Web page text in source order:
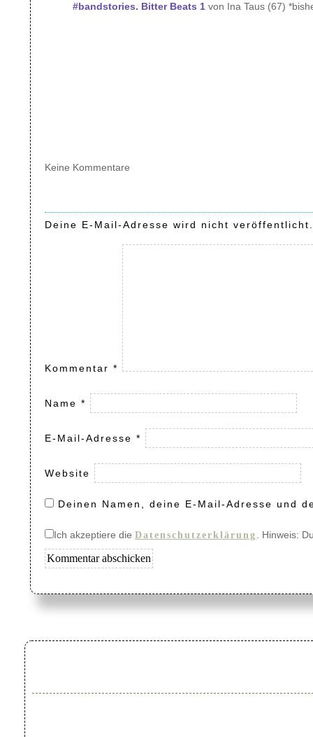
#bandstories. Bitter Beats 1 von Ina Taus (67)
Keine Kommentare
Deine E-Mail-Adresse wird nicht veröffentlicht.
Kommentar *
Name *
E-Mail-Adresse *
Website
Deinen Namen, deine E-Mail-Adresse und
Ich akzeptiere die Datenschutzerklärung . Hinweis: